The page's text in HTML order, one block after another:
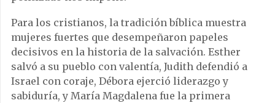
Para los cristianos, la tradición bíblica muestra
mujeres fuertes que desempeñaron papeles
decisivos en la historia de la salvación. Esther
salvó a su pueblo con valentía, Judith defendió a
Israel con coraje, Débora ejerció liderazgo y
sabiduría, y María Magdalena fue la primera